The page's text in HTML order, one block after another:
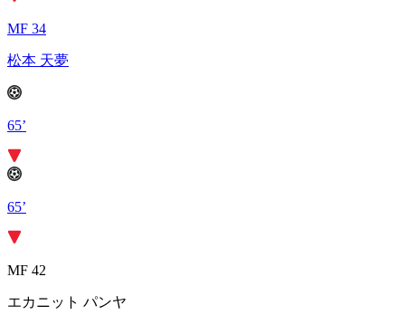
MF 34
松本 天夢
65’
65’
MF 42
エカニット パンヤ